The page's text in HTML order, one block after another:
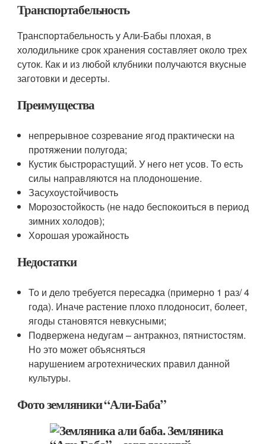
Транспортабельность
Транспортабельность у Али-Бабы плохая, в
холодильнике срок хранения составляет около трех
суток. Как и из любой клубники получаются вкусные
заготовки и десерты.
Преимущества
непрерывное созревание ягод практически на
протяжении полугода;
Кустик быстрорастущий. У него нет усов. То есть
силы направляются на плодоношение.
Засухоустойчивость
Морозостойкость (не надо беспокоиться в период
зимних холодов);
Хорошая урожайность
Недостатки
То и дело требуется пересадка (примерно 1 раз/ 4
года). Иначе растение плохо плодоносит, болеет,
ягоды становятся невкусными;
Подвержена недугам – антракноз, пятнистостям.
Но это может объясняться
нарушением агротехнических правил данной
культуры.
Фото земляники “Али-Баба”